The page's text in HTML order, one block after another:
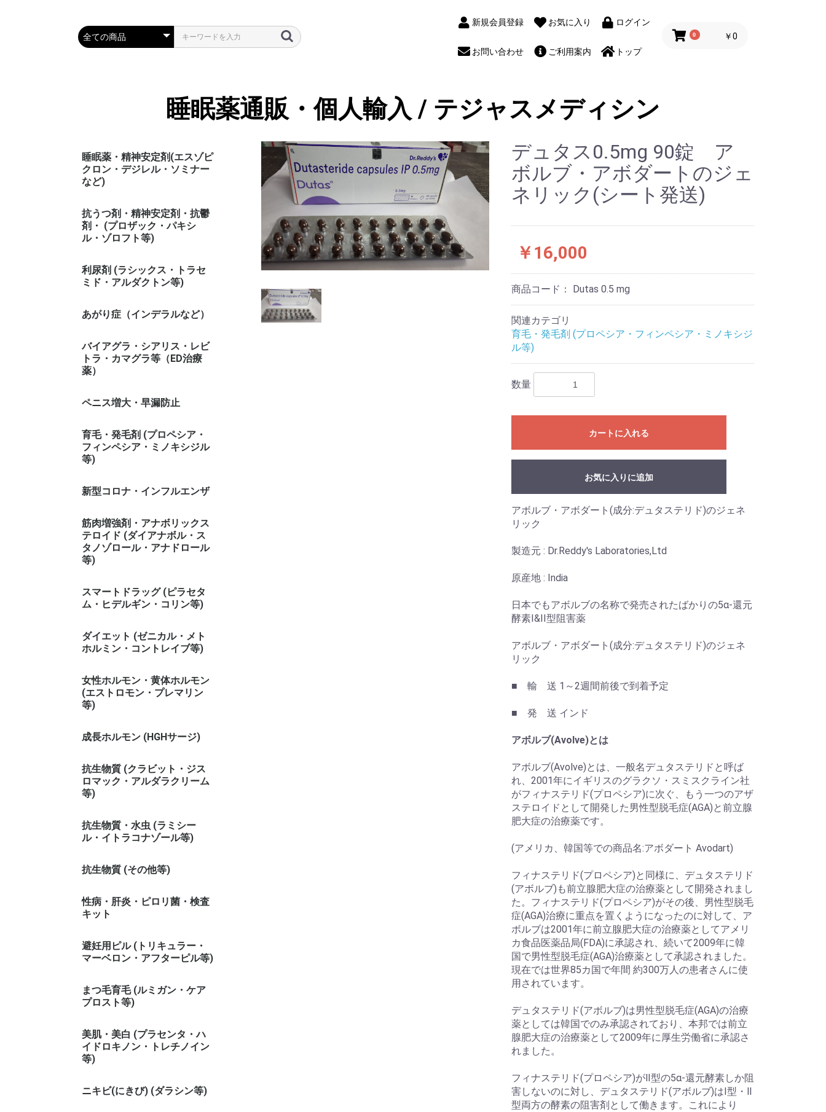
新規会員登録 お気に入り ログイン
お問い合わせ ご利用案内 トップ
0 ￥0
睡眠薬通販・個人輸入 / テジャスメディシン
睡眠薬・精神安定剤(エスゾピ
クロン・デジレル・ソミナー
など)
抗うつ剤・精神安定剤・抗鬱
剤・ (プロザック・パキシ
ル・ゾロフト等)
利尿剤 (ラシックス・トラセ
ミド・アルダクトン等)
あがり症（インデラルなど）
バイアグラ・シアリス・レビ
トラ・カマグラ等（ED治療
薬）
ペニス増大・早漏防止
育毛・発毛剤 (プロペシア・
フィンペシア・ミノキシジル
等)
新型コロナ・インフルエンザ
筋肉増強剤・アナボリックス
テロイド (ダイアナボル・ス
タノゾロール・アナドロール
等)
スマートドラッグ (ピラセタ
ム・ヒデルギン・コリン等)
ダイエット (ゼニカル・メト
ホルミン・コントレイブ等)
女性ホルモン・黄体ホルモン
(エストロモン・プレマリン
等)
成長ホルモン (HGHサージ)
抗生物質 (クラビット・ジス
ロマック・アルダラクリーム
等)
抗生物質・水虫 (ラミシー
ル・イトラコナゾール等)
抗生物質 (その他等)
性病・肝炎・ピロリ菌・検査
キット
避妊用ピル (トリキュラー・
マーベロン・アフターピル等)
まつ毛育毛 (ルミガン・ケア
プロスト等)
美肌・美白 (プラセンタ・ハ
イドロキノン・トレチノイン
等)
ニキビ(にきび) (ダラシン等)
デュタス0.5mg 90錠 ア
ボルブ・アボダートのジェ
ネリック(シート発送)
￥16,000
商品コード： Dutas 0.5 mg
関連カテゴリ
育毛・発毛剤 (プロペシア・フィンペシア・ミノキシジ
ル等)
数量
カートに入れる
お気に入りに追加
アボルブ・アボダート(成分:デュタステリド)のジェネ
リック
製造元 : Dr.Reddy's Laboratories,Ltd
原産地 : India
日本でもアボルブの名称で発売されたばかりの5α-還元
酵素Ⅰ&II型阻害薬
アボルブ・アボダート(成分:デュタステリド)のジェネ
リック
■ 輸 送 1～2週間前後で到着予定
■ 発 送 インド
アボルブ(Avolve)とは
アボルブ(Avolve)とは、一般名デュタステリドと呼ば
れ、2001年にイギリスのグラクソ・スミスクライン社
がフィナステリド(プロペシア)に次ぐ、もう一つのアザ
ステロイドとして開発した男性型脱毛症(AGA)と前立腺
肥大症の治療薬です。
(アメリカ、韓国等での商品名:アボダート Avodart)
フィナステリド(プロペシア)と同様に、デュタステリド
(アボルブ)も前立腺肥大症の治療薬として開発されまし
た。フィナステリド(プロペシア)がその後、男性型脱毛
症(AGA)治療に重点を置くようになったのに対して、ア
ボルブは2001年に前立腺肥大症の治療薬としてアメリ
カ食品医薬品局(FDA)に承認され、続いて2009年に韓
国で男性型脱毛症(AGA)治療薬として承認されました。
現在では世界85カ国で年間 約300万人の患者さんに使
用されています。
デュタステリド(アボルブ)は男性型脱毛症(AGA)の治療
薬としては韓国でのみ承認されており、本邦では前立
腺肥大症の治療薬として2009年に厚生労働省に承認さ
れました。
フィナステリド(プロペシア)がⅡ型の5α-還元酵素しか阻
害しないのに対し、デュタステリド(アボルブ)はⅠ型・Ⅱ
型両方の酵素の阻害剤として働きます。これにより